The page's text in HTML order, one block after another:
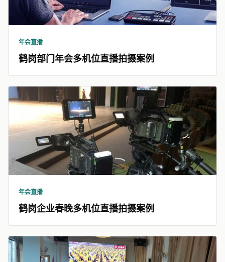
年会直播
鹤岗部门年会多机位直播拍摄案例
年会直播
鹤岗企业春晚多机位直播拍摄案例